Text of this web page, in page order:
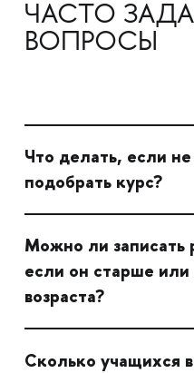
ЧАСТО
ВОПРОСЫ
Что делать, если
подобрать курс?
Можно ли записать
если он старше
возраста?
Сколько учащихся